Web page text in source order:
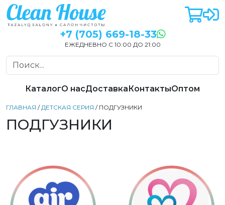
+7 (705) 669-18-33
ЕЖЕДНЕВНО С 10:00 ДО 21:00
КаталогО насДоставкаКонтактыОптом
ГЛАВНАЯ /ДЕТСКАЯ СЕРИЯ / ПОДГУЗНИКИ
ПОДГУЗНИКИ